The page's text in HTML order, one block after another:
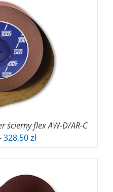
do
242,25 zł
ścierny flex AW-D/AR-C
328,50złZakres
167,50 zł
do